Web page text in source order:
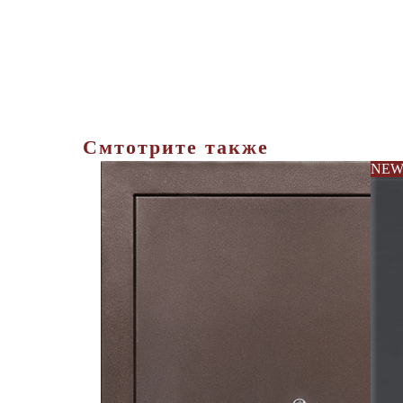
Смтотрите также
NEW